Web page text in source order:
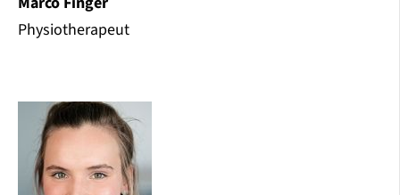
Physiotherapeut